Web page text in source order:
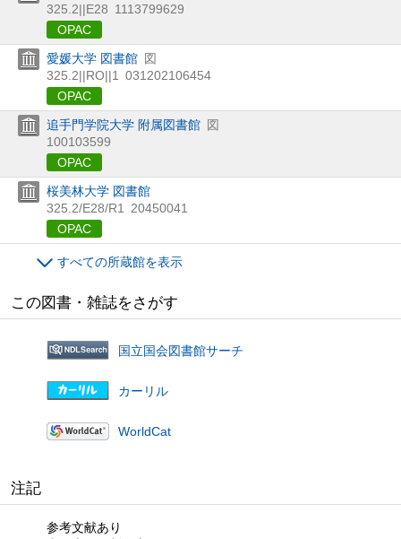
325.2||E28 1113799629
OPAC
愛媛大学 図書館 図
325.2||RO||1
031202106454
OPAC
追手門学院大学 附属図書館 図
100103599
OPAC
桜美林大学 図書館
325.2/E28/R1
20450041
OPAC
すべての所蔵館を表示
この図書・雑誌をさがす
国立国会図書館サーチ
カーリル
WorldCat
注記
参考文献あり